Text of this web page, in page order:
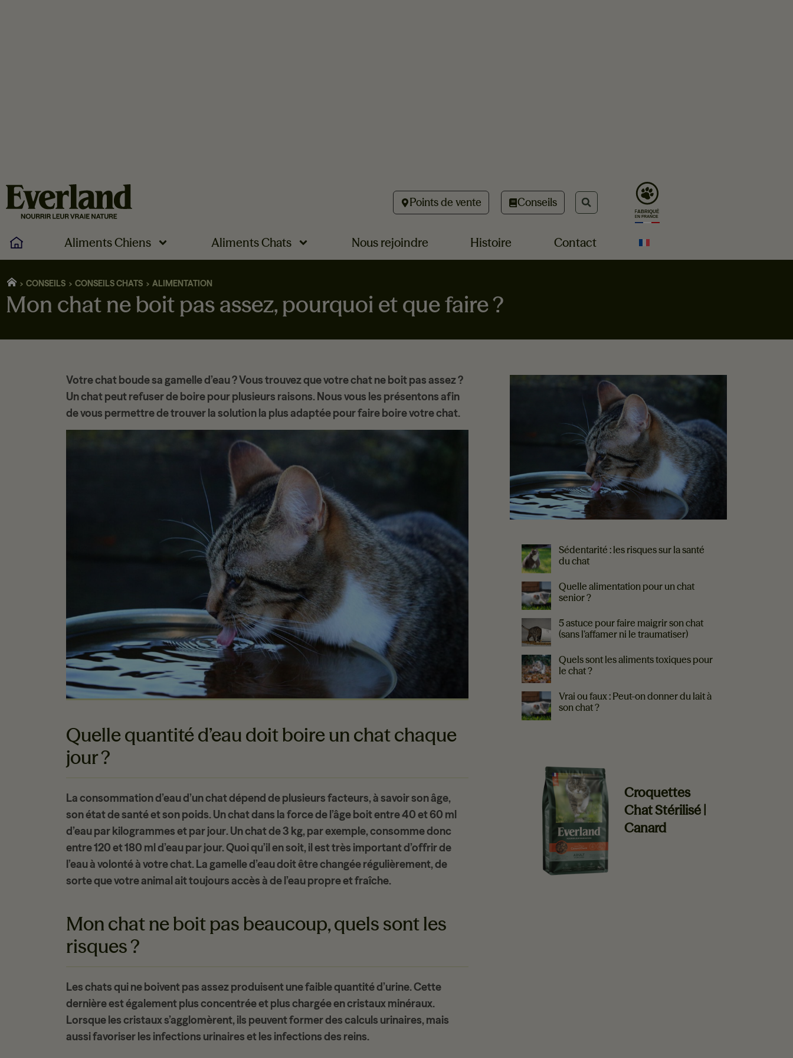
Points de vente Conseils
Aliments Chiens Aliments Chats Nous rejoindre Histoire Contact
CONSEILS CONSEILS CHATS ALIMENTATION
Mon chat ne boit pas assez, pourquoi et que faire ?
Votre chat boude sa gamelle d’eau ? Vous trouvez que votrechat ne boit pas assez?
Un chat peut refuser de boire pour plusieurs raisons. Nous vous les présentons afin
de vous permettre de trouver la solution la plus adaptée pour faire boire votre chat.
Quelle quantité d’eau doit boire un chat chaque
jour ?
Laconsommation d’eau d’un chatdépend de plusieurs facteurs, à savoir son âge,
son état de santé et son poids. Un chat dans la force de l’âge boit entre40 et 60 ml
d’eau par kilogrammes et par jour. Un chat de 3 kg, par exemple, consomme donc
entre 120 et 180 ml d’eau par jour. Quoi qu’il en soit, il est très important d’offrir de
l’eau à volonté à votre chat. La gamelle d’eau doit être changée régulièrement, de
sorte que votre animal ait toujours accès à de l’eau propre et fraîche.
Mon chat ne boit pas beaucoup, quels sont les
risques ?
Les chats qui ne boivent pas assez produisent une faible quantité d’urine. Cette
dernière est également plus concentrée et plus chargée encristaux minéraux.
Lorsque les cristaux s’agglomèrent, ils peuvent former des calculs urinaires, mais
aussi favoriser les infections urinaires et les infections des reins.
Sédentarité : les risques sur la santé
du chat
Quelle alimentation pour un chat
senior ?
5 astuce pour faire maigrir son chat
(sans l’affamer ni le traumatiser)
Quels sont les aliments toxiques pour
le chat ?
Vrai ou faux : Peut-on donner du lait à
son chat ?
Croquettes
Chat Stérilisé |
Canard